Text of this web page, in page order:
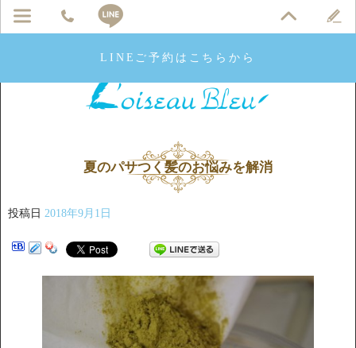
LINEご予約はこちらから
夏のパサつく髪のお悩みを解消
投稿日 2018年9月1日